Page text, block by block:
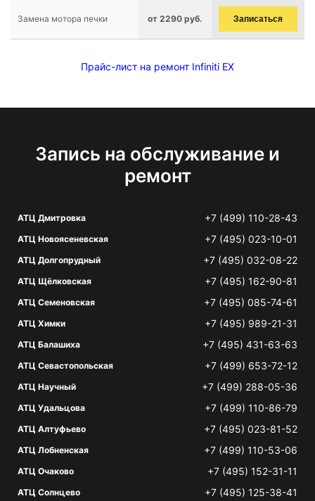
Замена мотора печки от 2290 руб. Записаться
Прайс-лист на ремонт Infiniti EX
Запись на обслуживание и
ремонт
АТЦ Дмитровка +7 (499) 110-28-43
АТЦ Новоясеневская +7 (495) 023-10-01
АТЦ Долгопрудный +7 (495) 032-08-22
АТЦ Щёлковская +7 (495) 162-90-81
АТЦ Семеновская +7 (495) 085-74-61
АТЦ Химки +7 (495) 989-21-31
АТЦ Балашиха +7 (495) 431-63-63
АТЦ Севастопольская +7 (499) 653-72-12
АТЦ Научный +7 (499) 288-05-36
АТЦ Удальцова +7 (499) 110-86-79
АТЦ Алтуфьево +7 (495) 023-81-52
АТЦ Лобненская +7 (499) 110-53-06
АТЦ Очаково +7 (495) 152-31-11
АТЦ Солнцево +7 (495) 125-38-41